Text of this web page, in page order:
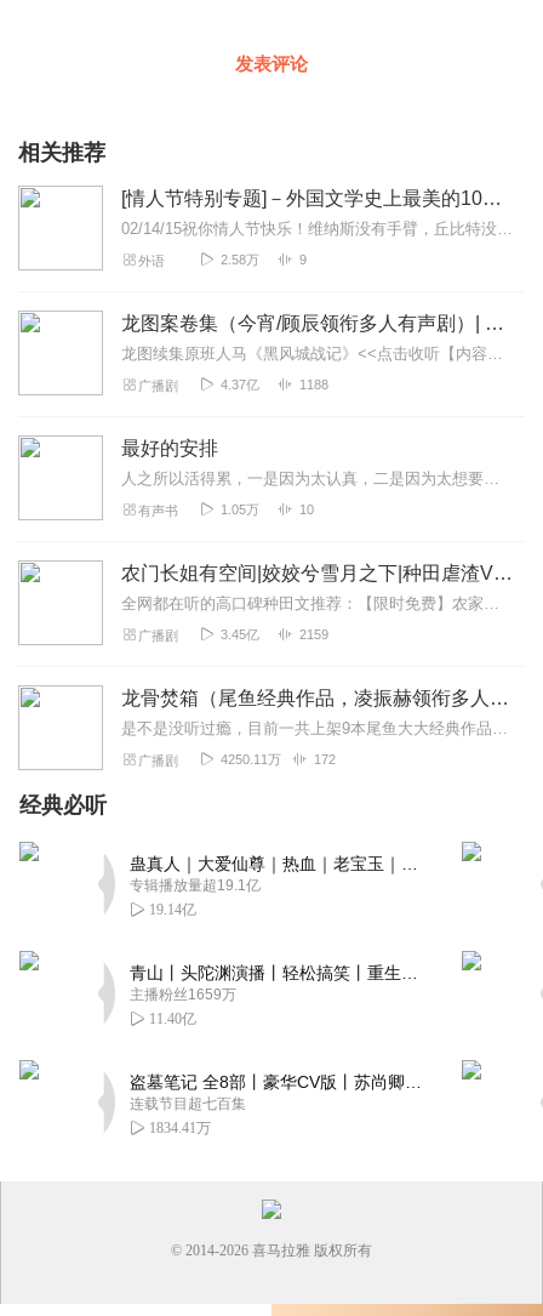
发表评论
相关推荐
[情人节特别专题]－外国文学史上最美的10个爱情故事 The 10 most beautiful love stories in literature history
02/14/15祝你情人节快乐！维纳斯没有手臂，丘比特没有眼睛，世界上没有完美的爱情。遗憾是每个故事中最美的回味。罗密欧与朱丽叶的凄美爱情悲剧，安娜卡列妮娜的...
外语 2.58万 9
龙图案卷集（今宵/顾辰领衔多人有声剧）| 探案
龙图续集原班人马《黑风城战记》<<点击收听【内容简介】《龙图案卷集》是由耳雅根据古典名著《三侠五义》（又叫七五）改编所写的网络小说，主要讲述的是鼠（白玉堂）...
广播剧 4.37亿 1188
最好的安排
人之所以活得累，一是因为太认真，二是因为太想要。佛经上说：“无常故苦。”就是让我们知道：人生是有缺陷的，没有什么是永恒的，身体会生病衰老，容颜、情感会生变，金钱...
有声书 1.05万 10
农门长姐有空间|姣姣兮雪月之下|种田虐渣VIP免费
全网都在听的高口碑种田文推荐：【限时免费】农家小福女|姣姣兮郁雨竹|全网最快寒门大俗人|姣姣兮杜骁|萌宝女强古言爽文魏晋干饭人未删减全网最快|农家小福...
广播剧 3.45亿 2159
龙骨焚箱（尾鱼经典作品，凌振赫领衔多人有声剧）
是不是没听过瘾，目前一共上架9本尾鱼大大经典作品有声书啦~~听单合集已经准备好，赶紧收听：尾鱼有声书作品合集感受更多尾鱼作品的魅力！内容简介神话、传说、身世、解...
广播剧 4250.11万 172
经典必听
专辑播放量超19.1亿
19.14亿
主播粉丝1659万
11.40亿
连载节目超七百集
1834.41万
© 2014-2026 喜马拉雅 版权所有